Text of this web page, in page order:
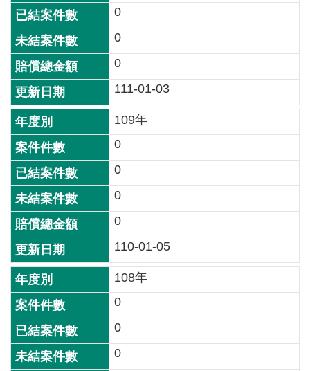
網
站
導
覽
網
網
相
連
處
長
信
箱
English
隱
私
權
保
護
0
0
0
111-01-03
109年
0
0
0
0
110-01-05
108年
0
0
0